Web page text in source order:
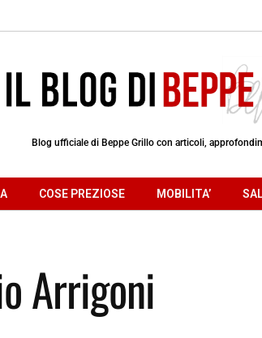
Blog ufficiale di Beppe Grillo con articoli,
COSE PREZIOSE MOBILITA’
Arrigoni